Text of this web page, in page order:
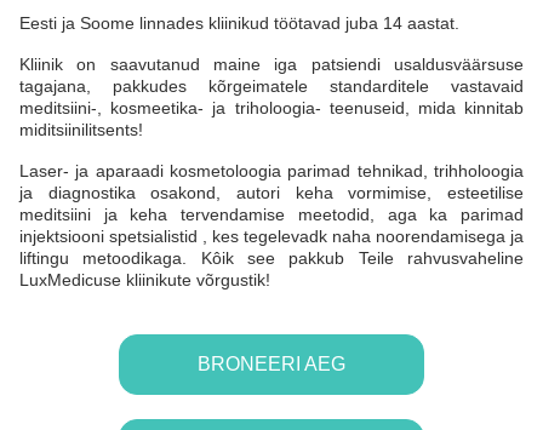
Eesti ja Soome linnades kliinikud töötavad juba 14 aastat.
Kliinik on saavutanud maine iga patsiendi usaldusväärsuse
tagajana, pakkudes kõrgeimatele standarditele vastavaid
meditsiini-, kosmeetika- ja triholoogia- teenuseid, mida kinnitab
miditsiinilitsents!
Laser- ja aparaadi kosmetoloogia parimad tehnikad, trihholoogia
ja diagnostika osakond, autori keha vormimise, esteetilise
meditsiini ja keha tervendamise meetodid, aga ka parimad
injektsiooni spetsialistid , kes tegelevadk naha noorendamisega ja
liftingu metoodikaga. Kôik see pakkub Teile rahvusvaheline
LuxMedicuse kliinikute võrgustik!
BRONEERI AEG